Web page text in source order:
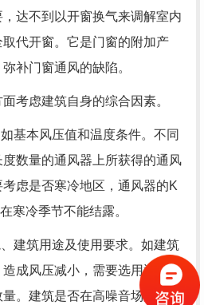
达不到以开窗换气来调解室内
代开窗。它是门窗的附加产
补门窗通风的缺陷。
考虑建筑自身的综合因素。
基本风压值和温度条件。不同
数量的通风器上所获得的通风
虑是否寒冷地区，通风器的K
寒冷季节不能结露。
建筑用途及使用要求。如建筑
成风压减小，需要选用通风量
。建筑是否在高噪音场所(机